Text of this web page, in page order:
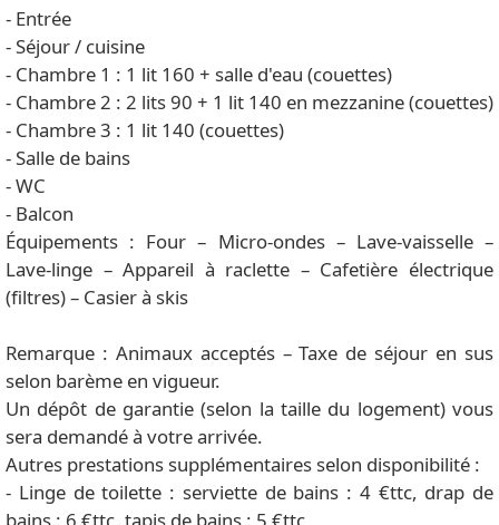
- Entrée
- Séjour / cuisine
- Chambre 1 : 1 lit 160 + salle d'eau (couettes)
- Chambre 2 : 2 lits 90 + 1 lit 140 en mezzanine (couettes)
- Chambre 3 : 1 lit 140 (couettes)
- Salle de bains
- WC
- Balcon
Équipements : Four – Micro-ondes – Lave-vaisselle –
Lave-linge – Appareil à raclette – Cafetière électrique
(filtres) – Casier à skis
Remarque : Animaux acceptés – Taxe de séjour en sus
selon barème en vigueur.
Un dépôt de garantie (selon la taille du logement) vous
sera demandé à votre arrivée.
Autres prestations supplémentaires selon disponibilité :
- Linge de toilette : serviette de bains : 4 €ttc, drap de